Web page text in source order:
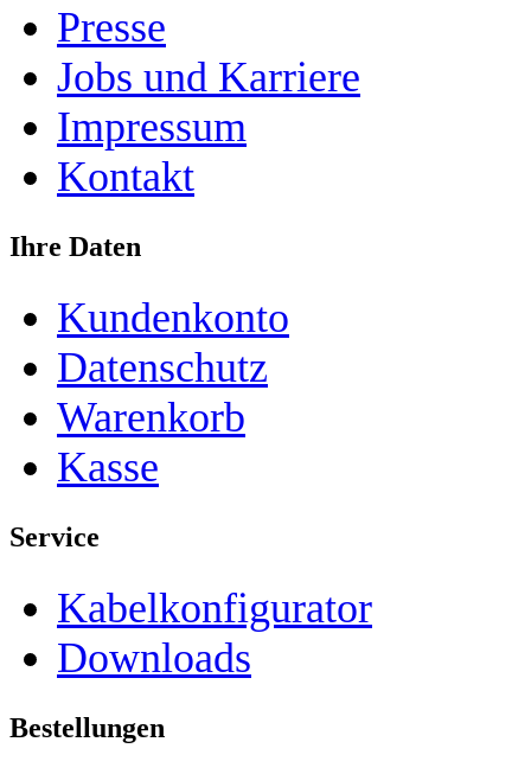
Presse
Jobs und Karriere
Impressum
Kontakt
Ihre Daten
Kundenkonto
Datenschutz
Warenkorb
Kasse
Service
Kabelkonfigurator
Downloads
Bestellungen